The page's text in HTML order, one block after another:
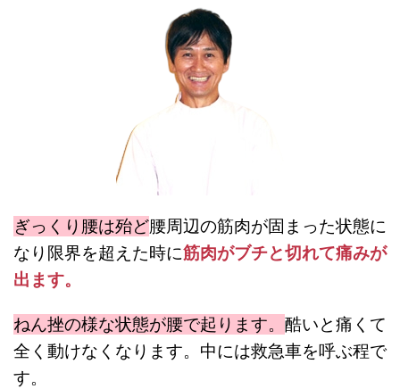
ぎっくり腰は殆ど腰周辺の筋肉が固まった状態に
なり限界を超えた時に筋肉がブチと切れて痛みが
出ます。
ねん挫の様な状態が腰で起ります。 酷いと痛くて
全く動けなくなります。中には救急車を呼ぶ程で
す。